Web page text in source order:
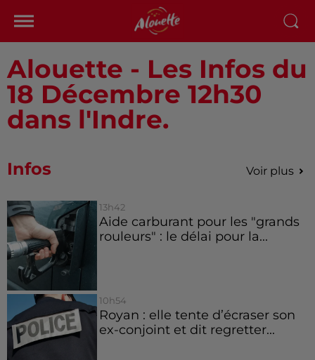
Alouette - Les Infos du
18 Décembre 12h30
dans l'Indre.
Infos Voir plus
13h42
Aide carburant pour les "grands
rouleurs" : le délai pour la...
10h54
Royan : elle tente d’écraser son
ex-conjoint et dit regretter...